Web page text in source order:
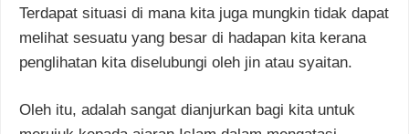
Terdapat situasi di mana kita juga mungkin tidak dapat
melihat sesuatu yang besar di hadapan kita kerana
penglihatan kita diselubungi oleh jin atau syaitan.
Oleh itu, adalah sangat dianjurkan bagi kita untuk